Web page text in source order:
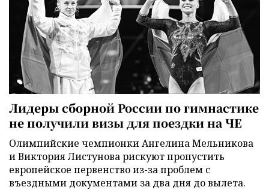
Лидеры сборной России по гимнастике
не получили визы для поездки на ЧЕ
Олимпийские чемпионки Ангелина Мельникова
и Виктория Листунова рискуют пропустить
европейское первенство из-за проблем с
въездными документами за два дня до вылета.